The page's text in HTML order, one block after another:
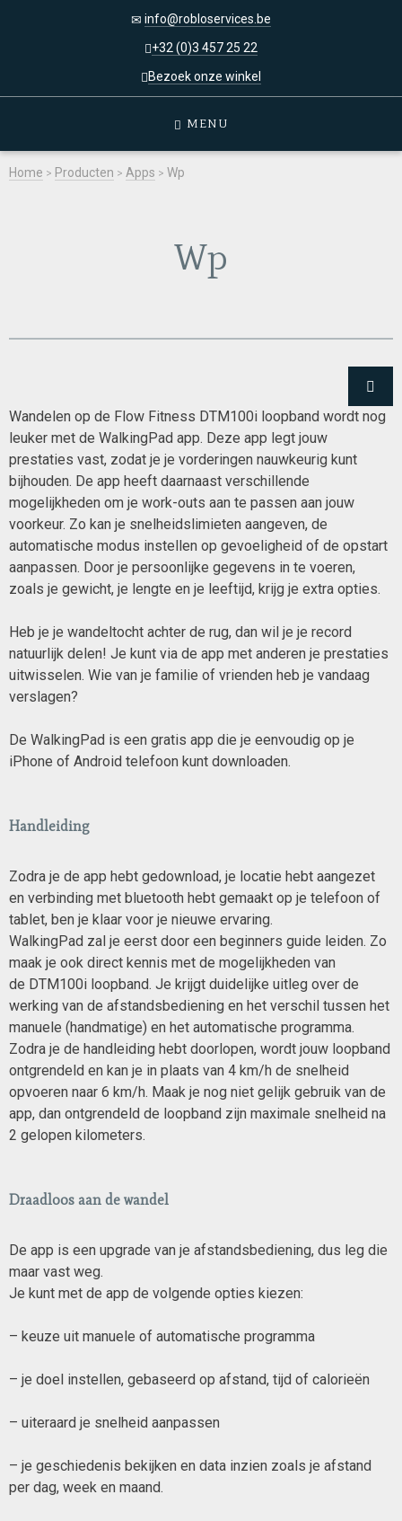
info@robloservices.be
+32 (0)3 457 25 22
Bezoek onze winkel
MENU
Home > Producten > Apps > Wp
Wp
Wandelen op de Flow Fitness DTM100i loopband wordt nog
leuker met de WalkingPad app. Deze app legt jouw
prestaties vast, zodat je je vorderingen nauwkeurig kunt
bijhouden. De app heeft daarnaast verschillende
mogelijkheden om je work-outs aan te passen aan jouw
voorkeur. Zo kan je snelheidslimieten aangeven, de
automatische modus instellen op gevoeligheid of de opstart
aanpassen. Door je persoonlijke gegevens in te voeren,
zoals je gewicht, je lengte en je leeftijd, krijg je extra opties.
Heb je je wandeltocht achter de rug, dan wil je je record
natuurlijk delen! Je kunt via de app met anderen je prestaties
uitwisselen. Wie van je familie of vrienden heb je vandaag
verslagen?
De WalkingPad is een gratis app die je eenvoudig op je
iPhone of Android telefoon kunt downloaden.
Handleiding
Zodra je de app hebt gedownload, je locatie hebt aangezet
en verbinding met bluetooth hebt gemaakt op je telefoon of
tablet, ben je klaar voor je nieuwe ervaring.
WalkingPad zal je eerst door een beginners guide leiden. Zo
maak je ook direct kennis met de mogelijkheden van
de DTM100i loopband. Je krijgt duidelijke uitleg over de
werking van de afstandsbediening en het verschil tussen het
manuele (handmatige) en het automatische programma.
Zodra je de handleiding hebt doorlopen, wordt jouw loopband
ontgrendeld en kan je in plaats van 4 km/h de snelheid
opvoeren naar 6 km/h. Maak je nog niet gelijk gebruik van de
app, dan ontgrendeld de loopband zijn maximale snelheid na
2 gelopen kilometers.
Draadloos aan de wandel
De app is een upgrade van je afstandsbediening, dus leg die
maar vast weg.
Je kunt met de app de volgende opties kiezen:
– keuze uit manuele of automatische programma
– je doel instellen, gebaseerd op afstand, tijd of calorieën
– uiteraard je snelheid aanpassen
– je geschiedenis bekijken en data inzien zoals je afstand
per dag, week en maand.